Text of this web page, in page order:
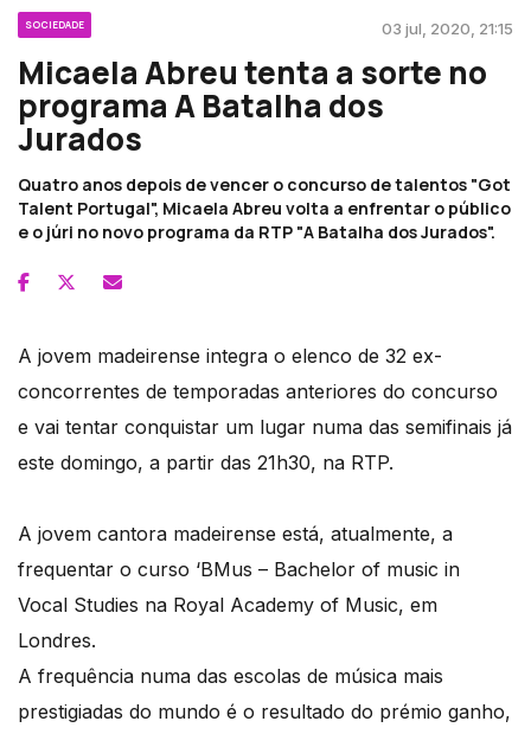
SOCIEDADE 03 jul, 2020, 21:15
Micaela Abreu tenta a sorte no
programa A Batalha dos
Jurados
Quatro anos depois de vencer o concurso de talentos "Got
Talent Portugal", Micaela Abreu volta a enfrentar o público
e o júri no novo programa da RTP "A Batalha dos Jurados".
A jovem madeirense integra o elenco de 32 ex-
concorrentes de temporadas anteriores do concurso
e vai tentar conquistar um lugar numa das semifinais já
este domingo, a partir das 21h30, na RTP.
A jovem cantora madeirense está, atualmente, a
frequentar o curso ‘BMus – Bachelor of music in
Vocal Studies na Royal Academy of Music, em
Londres.
A frequência numa das escolas de música mais
prestigiadas do mundo é o resultado do prémio ganho,